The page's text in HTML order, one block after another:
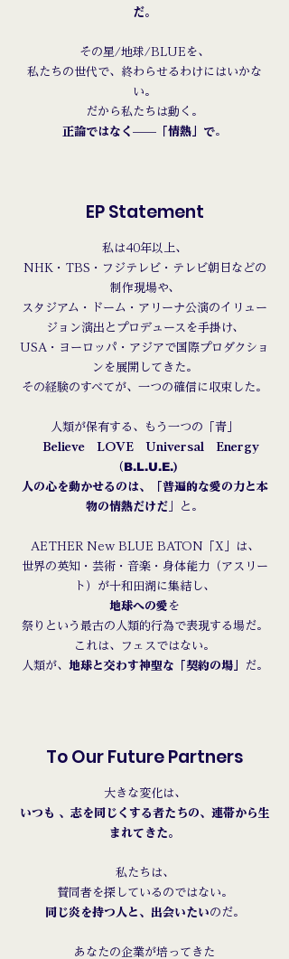
だ。
その星/地球/BLUEを、
私たちの世代で、終わらせるわけにはいかな
い。
だから私たちは動く。
正論ではなく——「情熱」で。
EP Statement
私は40年以上、
NHK・TBS・フジテレビ・テレビ朝日などの
制作現場や、
スタジアム・ドーム・アリーナ公演のイリュー
ジョン演出とプロデュースを手掛け、
USA・ヨーロッパ・アジアで国際プロダクショ
ンを展開してきた。
その経験のすべてが、一つの確信に収束した。
人類が保有する、もう一つの「青」
BelieveLOVE ​Universal Energy
（B.L.U.E.)
人の心を動かせるのは、「普遍的な愛の力と本
物の情熱だけだ 」と。
AETHER New BLUE BATON「X」は、
世界の英知・芸術・音楽・身体能力（アスリー
ト）が十和田湖に集結し、
地球への愛 を
祭りという最古の人類的行為で表現する場だ。
これは、フェスではない。
人類が、 地球と交わす神聖な「契約の場」 だ。
To Our Future Partners
大きな変化は、
いつも 、志を同じくする者たちの、連帯から生
まれてきた。
私たちは、
賛同者を探しているのではない。
同じ炎を持つ人と、出会いたいのだ。
あなたの企業が培ってきた